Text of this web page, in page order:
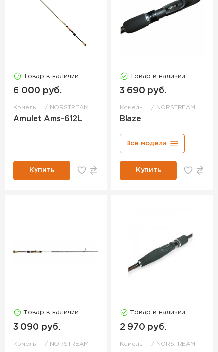
Товар в наличии
6 000 руб.
Комель NORSTREAM
Amulet Ams-612L
Купить
Товар в наличии
3 690 руб.
Комель NORSTREAM
Blaze
Все модели
Купить
Товар в наличии
3 090 руб.
Комель NORSTREAM
Товар в наличии
2 970 руб.
Комель NORSTREAM